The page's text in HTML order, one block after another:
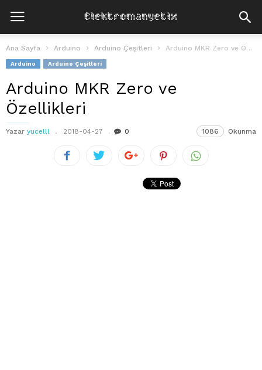
Ana Sayfa Arduino Arduino Çeşitleri Arduino MKR Zero ve Özellikleri
Arduino Arduino Çeşitleri
Arduino MKR Zero ve
Özellikleri
Yazar yucelll 2018-04-27 0 1086 Okunma